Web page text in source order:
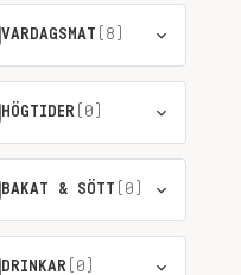
VARDAGSMAT (8)
HÖGTIDER (0)
BAKAT & SÖTT (0)
DRINKAR (0)